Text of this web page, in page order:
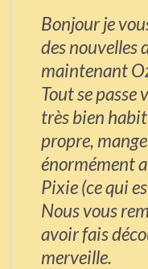
Bonjour je
des nouvelles
maintenant
Tout se passe
très bien
propre,
énormément
Pixie (ce qui
Nous vous
avoir fais
merveille.